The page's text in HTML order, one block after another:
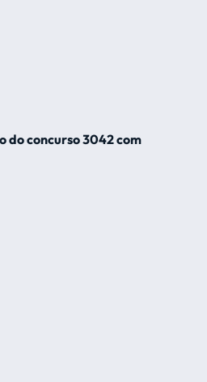
do concurso 3042 com